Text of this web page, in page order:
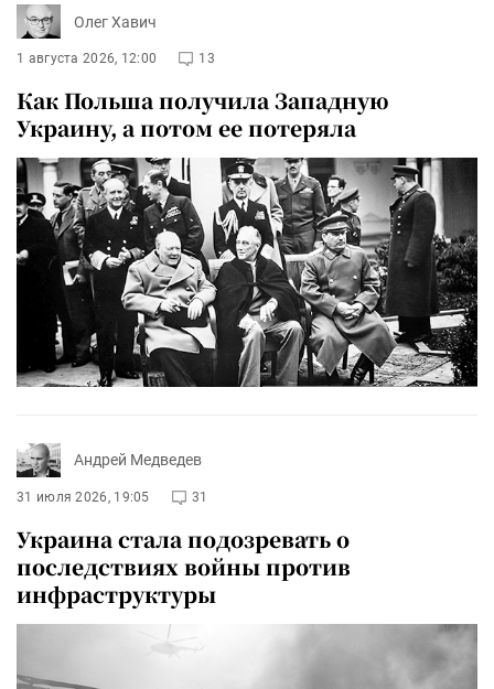
Олег Хавич
1 августа 2026, 12:00 13
Как Польша получила Западную
Украину, а потом ее потеряла
Андрей Медведев
31 июля 2026, 19:05 31
Украина стала подозревать о
последствиях войны против
инфраструктуры